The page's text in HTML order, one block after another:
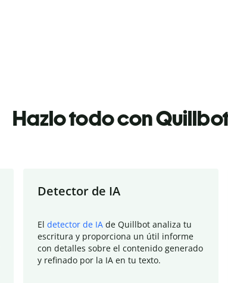
Hazlo todo con
Detector de IA
El detector de IA de Quillbot analiza tu
escritura y proporciona un útil informe
con detalles sobre el contenido generado
y refinado por la IA en tu texto.